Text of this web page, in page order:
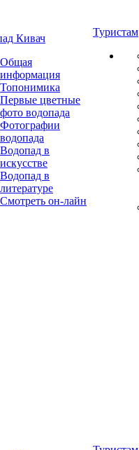
Кивач
Общая
информация
Топонимика
Первые цветные
фото водопада
Фотографии
водопада
Водопад в
искусстве
Водопад в
литературе
Смотреть он-лайн
Туристам